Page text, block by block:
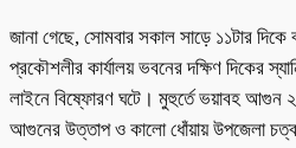
জানা গেছে, সোমবার সকাল সাড়ে ১১টার দিকে
প্রকৌশলীর কার্যালয় ভবনের দক্ষিণ দিকের
লাইনে বিষ্ফোরণ ঘটে। মুহুর্তে ভয়াবহ আগুন
আগুনের উত্তাপ ও কালো ধোঁয়ায় উপজেলা